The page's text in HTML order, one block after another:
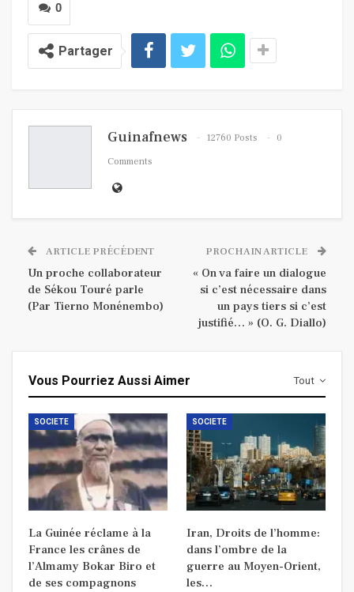
0
Partager
Guinafnews 12760 Posts
0
Comments
ARTICLE PRÉCÉDENT
Un proche collaborateur
de Sékou Touré parle
(Par Tierno Monénembo)
PROCHAIN ARTICLE
« On va faire un dialogue
si c’est nécessaire dans
un pays tiers si c’est
justifié… » (O. G. Diallo)
Tout
Vous Pourriez Aussi Aimer
SOCIETE
La Guinée réclame à la
France les crânes de
l’Almamy Bokar Biro et
de ses compagnons
SOCIETE
Iran, Droits de l’homme:
dans l’ombre de la
guerre au Moyen-Orient,
les…